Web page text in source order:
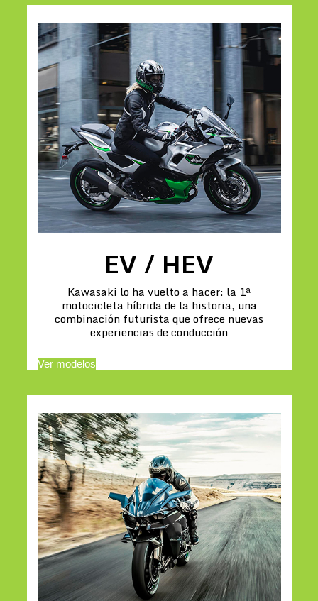
EV / HEV
Kawasaki lo ha vuelto a hacer: la 1ª
motocicleta híbrida de la historia, una
combinación futurista que ofrece nuevas
experiencias de conducción
Ver modelos